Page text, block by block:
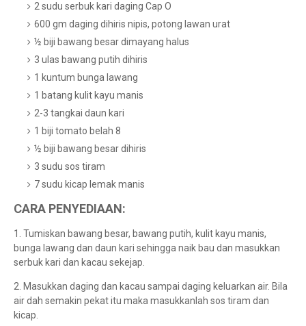
2 sudu serbuk kari daging Cap O
600 gm daging dihiris nipis, potong lawan urat
½ biji bawang besar dimayang halus
3 ulas bawang putih dihiris
1 kuntum bunga lawang
1 batang kulit kayu manis
2-3 tangkai daun kari
1 biji tomato belah 8
½ biji bawang besar dihiris
3 sudu sos tiram
7 sudu kicap lemak manis
CARA PENYEDIAAN:
1. Tumiskan bawang besar, bawang putih, kulit kayu manis,
bunga lawang dan daun kari sehingga naik bau dan masukkan
serbuk kari dan kacau sekejap.
2. Masukkan daging dan kacau sampai daging keluarkan air. Bila
air dah semakin pekat itu maka masukkanlah sos tiram dan
kicap.